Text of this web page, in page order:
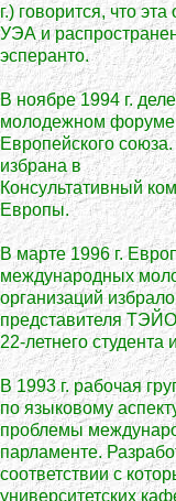
г.) говорится, что
УЭА и
эсперанто.
В ноябре 1994 г.
молодежном форуме
Европейского
избрана в
Консультативный
Европы.
В марте 1996 г.
международных
организаций
представителя
22-летнего
В 1993 г. рабочая
по языковому
проблемы
парламенте.
соответствии с
университетских